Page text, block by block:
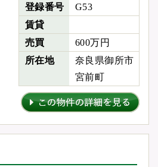
登録番号
G53
賃貸
売買
600万円
所在地
奈良県御所市
宮前町